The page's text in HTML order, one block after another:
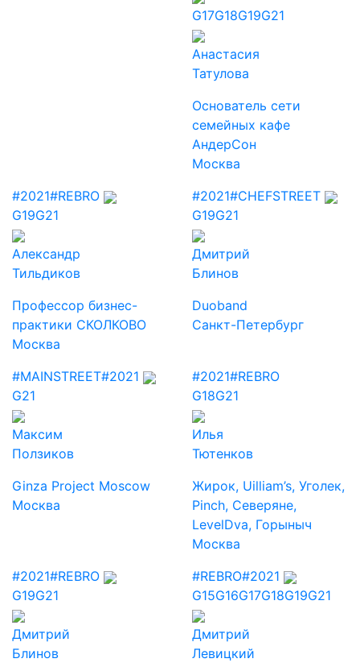
G17G18G19G21
Анастасия
Татулова
Основатель сети
семейных кафе
АндерСон
Москва
#2021#REBRO
G19G21
Александр
Тильдиков
Профессор бизнес-
практики СКОЛКОВО
Москва
#2021#CHEFSTREET
G19G21
Дмитрий
Блинов
Duoband
Санкт-Петербург
#MAINSTREET#2021
G21
Максим
Ползиков
Ginza Project Moscow
Москва
#2021#REBRO
G18G21
Илья
Тютенков
Жирок, Uilliam’s, Уголек,
Pinch, Северяне,
LevelDva, Горыныч
Москва
#2021#REBRO
G19G21
Дмитрий
Блинов
#REBRO#2021
G15G16G17G18G19G21
Дмитрий
Левицкий